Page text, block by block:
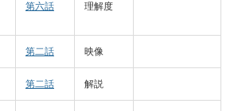
第六話 理解度
第二話 映像
第二話 解説